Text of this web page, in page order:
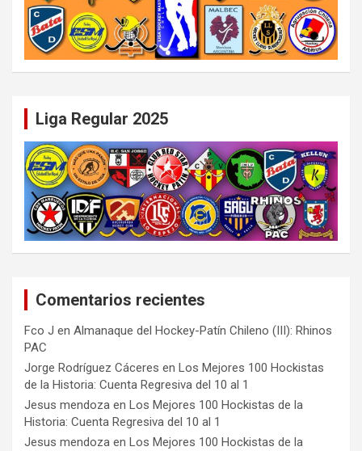
Liga Regular 2025
Comentarios recientes
Fco J en Almanaque del Hockey-Patín Chileno (III): Rhinos
PAC
Jorge Rodríguez Cáceres en Los Mejores 100 Hockistas
de la Historia: Cuenta Regresiva del 10 al 1
Jesus mendoza en Los Mejores 100 Hockistas de la
Historia: Cuenta Regresiva del 10 al 1
Jesus mendoza en Los Mejores 100 Hockistas de la